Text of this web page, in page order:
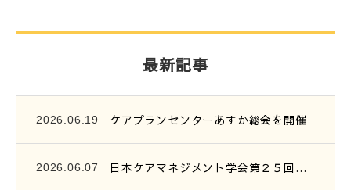
最新記事
2026.06.19 ケアプランセンターあすか総会を開催
2026.06.07 日本ケアマネジメント学会第２５回研究大会参加報告